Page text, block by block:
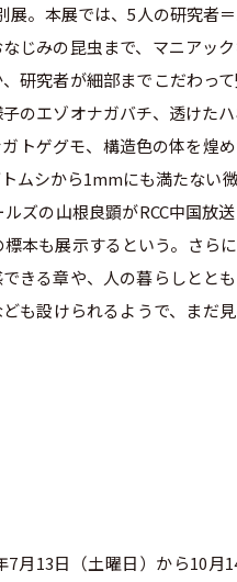
展。本展では、5人の研究者
じみの昆虫まで、マニアッ
研究者が細部までこだわっ
のエゾオナガバチ、透けた
トゲグモ、構造色の体を煌
ムシから1mmにも満たない
ズの山根良顕がRCC中国
本も展示するという。さら
きる章や、人の暮らしとと
も設けられるようで、まだ
7月13日（土曜日）から10